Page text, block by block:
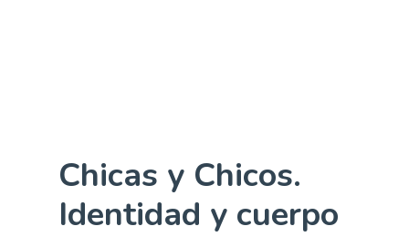
Chicas y Chicos.
Identidad y cuerpo